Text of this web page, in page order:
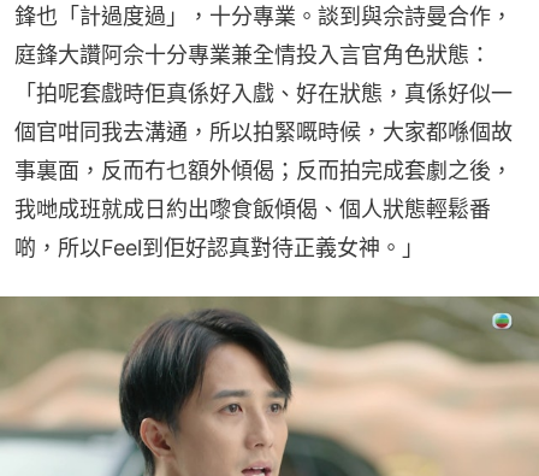
鋒也「計過度過」，十分專業。談到與佘詩曼合作，
庭鋒大讚阿佘十分專業兼全情投入言官角色狀態：
「拍呢套戲時佢真係好入戲、好在狀態，真係好似一
個官咁同我去溝通，所以拍緊嘅時候，大家都喺個故
事裏面，反而冇乜額外傾偈；反而拍完成套劇之後，
我哋成班就成日約出嚟食飯傾偈、個人狀態輕鬆番
啲，所以Feel到佢好認真對待正義女神。」